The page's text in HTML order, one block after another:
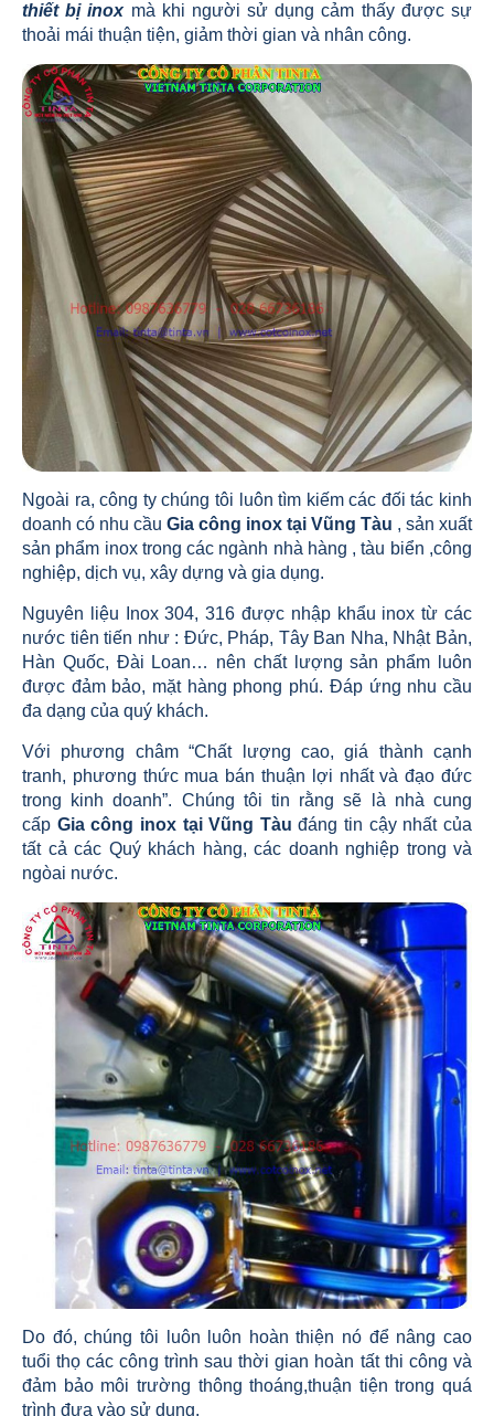
thiết bị inoxmà khi người sử dụng cảm thấy được sự
thoải mái thuận tiện, giảm thời gian và nhân công.
Ngoài ra, công ty chúng tôi luôn tìm kiếm các đối tác kinh
doanh có nhu cầu Gia công inox tại Vũng Tàu , sản xuất
sản phẩm inox trong các ngành nhà hàng , tàu biển ,công
nghiệp, dịch vụ, xây dựng và gia dụng.
Nguyên liệu Inox 304, 316 được nhập khẩu inox từ các
nước tiên tiến như : Đức, Pháp, Tây Ban Nha, Nhật Bản,
Hàn Quốc, Đài Loan… nên chất lượng sản phẩm luôn
được đảm bảo, mặt hàng phong phú. Đáp ứng nhu cầu
đa dạng của quý khách.
Với phương châm “Chất lượng cao, giá thành cạnh
tranh, phương thức mua bán thuận lợi nhất và đạo đức
trong kinh doanh”. Chúng tôi tin rằng sẽ là nhà cung
cấp Gia công inox tại Vũng Tàu đáng tin cậy nhất của
tất cả các Quý khách hàng, các doanh nghiệp trong và
ngòai nước.
Do đó, chúng tôi luôn luôn hoàn thiện nó để nâng cao
tuổi thọ các công trình sau thời gian hoàn tất thi công và
đảm bảo môi trường thông thoáng,thuận tiện trong quá
trình đưa vào sử dụng.